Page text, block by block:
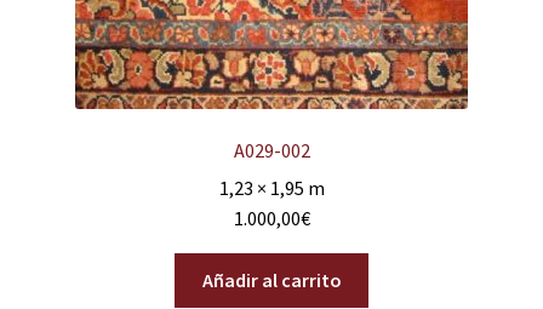
A029-002
1,23 × 1,95 m
1.000,00€
Añadir al carrito